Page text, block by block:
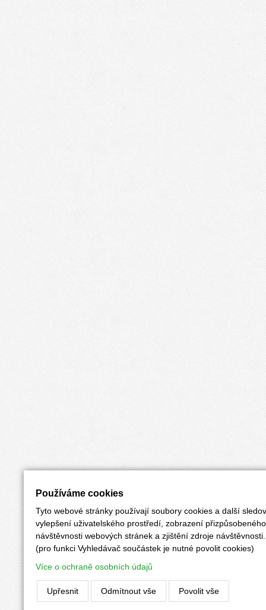
Používáme cookies
Tyto webové stránky používají soubory cookies a další
vylepšení uživatelského prostředí, zobrazení
návštěvnosti webových stránek a zjištění zdroje návštěvnosti.
(pro funkci Vyhledávač součástek je nutné povolit cookies)
Více o ochraně osobních údajů
Upřesnit Odmítnout vše Povolit vše